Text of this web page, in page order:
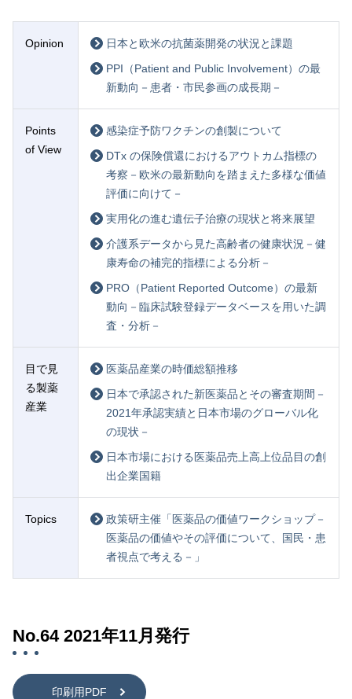
Opinion
日本と欧米の抗菌薬開発の状況と課題
PPI（Patient and Public Involvement）の最
新動向－患者・市民参画の成長期－
Points
of View
感染症予防ワクチンの創製について
DTx の保険償還におけるアウトカム指標の
考察－欧米の最新動向を踏まえた多様な価値
評価に向けて－
実用化の進む遺伝子治療の現状と将来展望
介護系データから見た高齢者の健康状況－健
康寿命の補完的指標による分析－
PRO（Patient Reported Outcome）の最新
動向－臨床試験登録データベースを用いた調
査・分析－
目で見
る製薬
産業
医薬品産業の時価総額推移
日本で承認された新医薬品とその審査期間－
2021年承認実績と日本市場のグローバル化
の現状－
日本市場における医薬品売上高上位品目の創
出企業国籍
Topics
政策研主催「医薬品の価値ワークショップ－
医薬品の価値やその評価について、国民・患
者視点で考える－」
No.64 2021年11月発行
印刷用PDF